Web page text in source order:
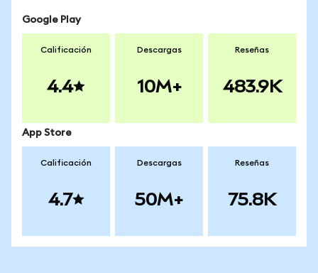
Google Play
Calificación
4.4
Descargas
10M+
Reseñas
483.9K
App Store
Calificación
4.7
Descargas
50M+
Reseñas
75.8K